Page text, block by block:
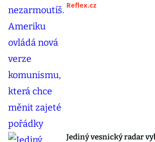
Reflex.cz
Jediný vesnický radar